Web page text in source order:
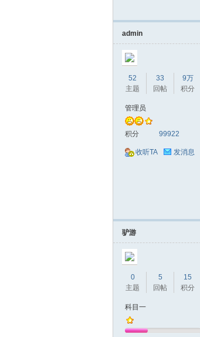
admin
52
主题
33
回帖
9万
积分
管理员
积分 99922
收听TA 发消息
驴游
0
主题
5
回帖
15
积分
科目一